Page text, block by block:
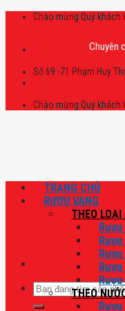
Skip
Chào mừng Quý khách
Chuyên cung
Số 69 -71 Phạm Huy
Chào mừng Quý khách
Tìm
kiếm:
TRANG CHỦ
RƯỢU VANG
THEO LOẠI
THEO
Rượu